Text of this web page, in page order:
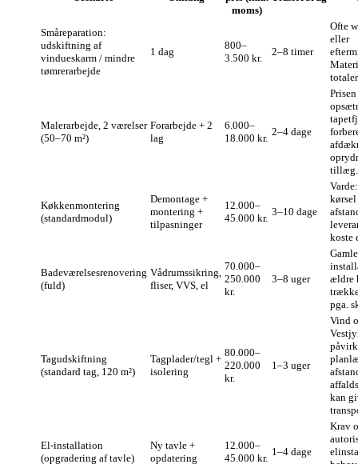
moms)
Småreparation:
udskiftning af
vindueskarm / mindre
tømrerarbejde
1 dag
800–
3.500 kr.
2–8 timer
Ofte
eller
Malerarbejde, 2 værelser
(50–70 m²)
Forarbejde + 2
lag
6.000–
18.000 kr.
2–4 dage
tillæg.
Køkkenmontering
(standardmodul)
Demontage +
montering +
tilpasninger
12.000–
45.000 kr.
3–10 dage
koste
Badeværelsesrenovering
(fuld)
Vådrumssikring,
fliser, VVS, el
70.000–
250.000
kr.
3–8 uger
Gamle
ældre
pga.
Tagudskiftning
(standard tag, 120 m²)
Tagplader/tegl +
isolering
80.000–
220.000
kr.
1–3 uger
Vind
kan
El‑installation
(opgradering af tavle)
Ny tavle +
opdatering
12.000–
45.000 kr.
1–4 dage
Krav